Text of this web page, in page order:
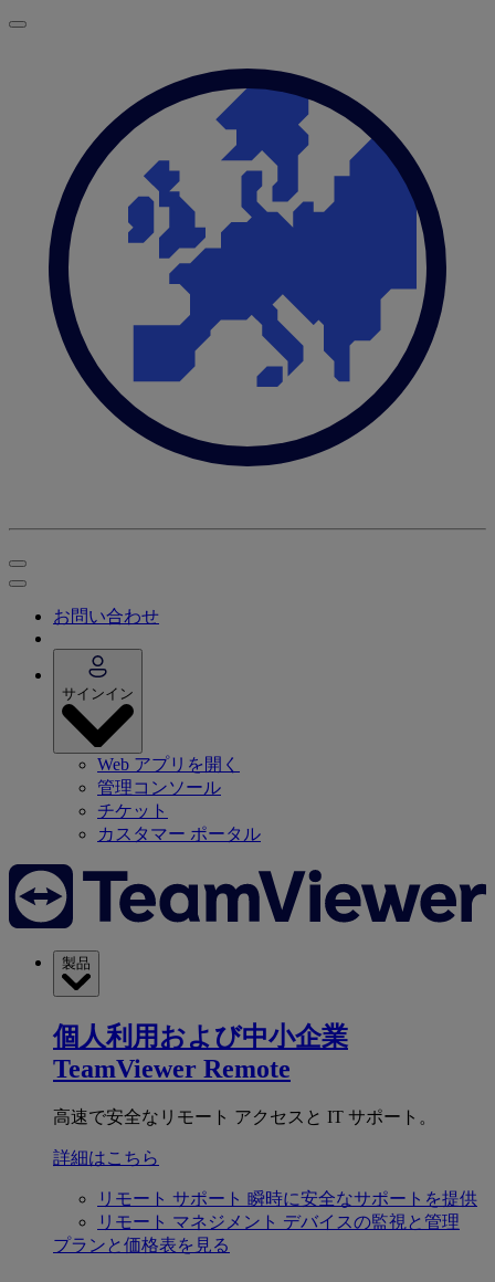
お問い合わせ
サインイン
Web アプリを開く
管理コンソール
チケット
カスタマー ポータル
製品
個人利用および中小企業
TeamViewer Remote
高速で安全なリモート アクセスと IT サポート。
詳細はこちら
リモート サポート 瞬時に安全なサポートを提供
リモート マネジメント デバイスの監視と管理
プランと価格表を見る